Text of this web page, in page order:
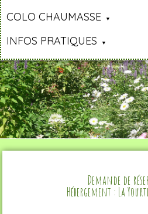
COLO CHAUMASSE
INFOS PRATIQUES
Demande de
Hébergement : La